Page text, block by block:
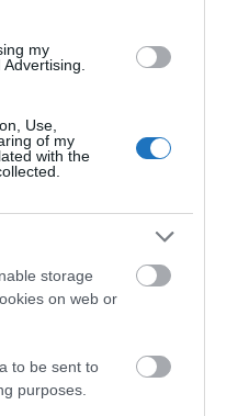
my
Use,
of my
with the
storage
on web or
to be sent to
purposes.
Hétfő, szerda, péntek,
szombat, vasárnap
Boeing 787-9
Business Class,
Premium Economy,